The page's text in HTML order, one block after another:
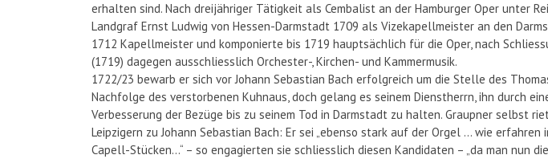
erhalten sind. Nach dreijähriger Tätigkeit als Cembalist an der Hamburger Oper unter
Landgraf Ernst Ludwig von Hessen-Darmstadt 1709 als Vizekapellmeister an den
1712 Kapellmeister und komponierte bis 1719 hauptsächlich für die Oper, nach
(1719) dagegen ausschliesslich Orchester-, Kirchen- und Kammermusik.
1722/23 bewarb er sich vor Johann Sebastian Bach erfolgreich um die Stelle des
Nachfolge des verstorbenen Kuhnaus, doch gelang es seinem Dienstherrn, ihn durch
Verbesserung der Bezüge bis zu seinem Tod in Darmstadt zu halten. Graupner selbst
Leipzigern zu Johann Sebastian Bach: Er sei „ebenso stark auf der Orgel … wie erfahren
Capell-Stücken…“ – so engagierten sie schliesslich diesen Kandidaten – „da man nun